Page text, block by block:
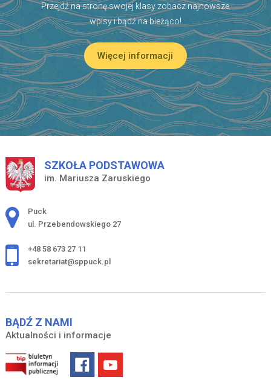
Przejdź na stronę swojej klasy zobacz najnowsze
wpisy i bądź na bieżąco!
Więcej informacji
SZKOŁA PODSTAWOWA
im. Mariusza Zaruskiego
Adres pocztowy:
Puck
ul. Przebendowskiego 27
+48 58 673 27 11
sekretariat@sppuck.pl
BĄDŹ Z NAMI
Aktualności i informacje